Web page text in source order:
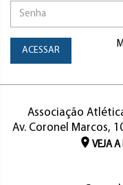
ACESSAR
Associação
Av. Coronel Marcos,
VEJA